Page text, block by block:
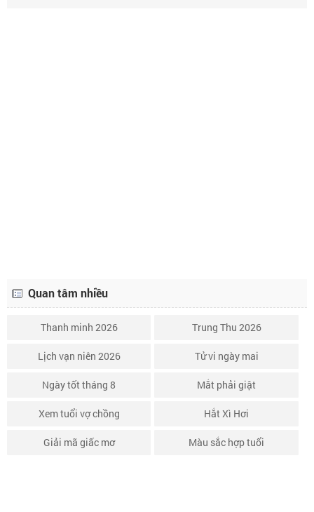
Quan tâm nhiều
Thanh minh 2026 Trung Thu 2026
Lịch vạn niên 2026 Tử vi ngày mai
Ngày tốt tháng 8 Mắt phải giật
Xem tuổi vợ chồng Hắt Xì Hơi
Giải mã giấc mơ Màu sắc hợp tuổi